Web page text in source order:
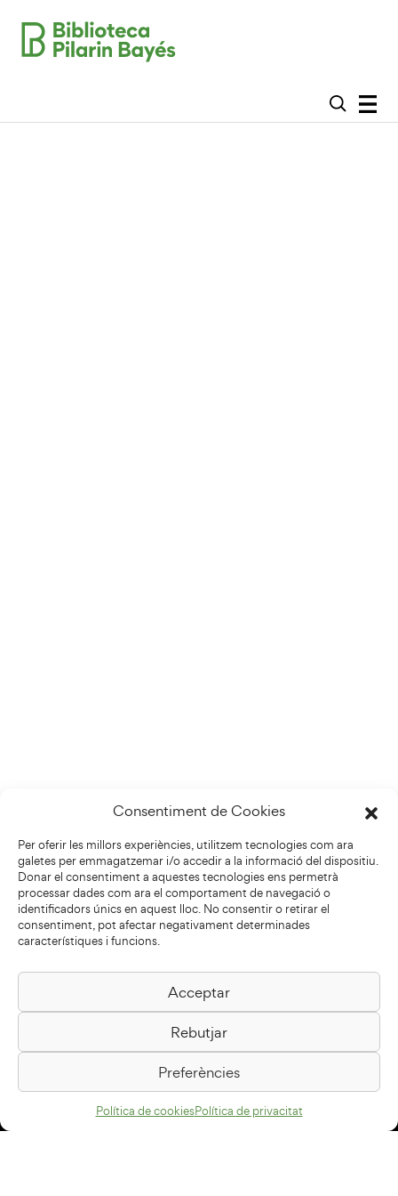
Consentiment de Cookies
Per oferir les millors experiències, utilitzem tecnologies com ara
galetes per emmagatzemar i/o accedir a la informació del dispositiu.
Donar el consentiment a aquestes tecnologies ens permetrà
processar dades com ara el comportament de navegació o
identificadors únics en aquest lloc. No consentir o retirar el
consentiment, pot afectar negativament determinades
característiques i funcions.
Acceptar
Rebutjar
Preferències
Política de cookiesPolítica de privacitat
Biblioteca Pilarin Bayés
Passeig de la Generalitat, 1
08500 Vic